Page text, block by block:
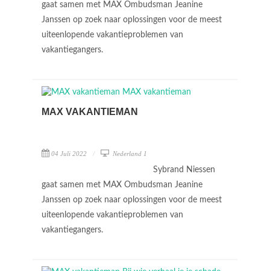
gaat samen met MAX Ombudsman Jeanine
Janssen op zoek naar oplossingen voor de meest
uiteenlopende vakantieproblemen van
vakantiegangers.
MAX VAKANTIEMAN
04 Juli 2022 Nederland 1
Sybrand Niessen
gaat samen met MAX Ombudsman Jeanine
Janssen op zoek naar oplossingen voor de meest
uiteenlopende vakantieproblemen van
vakantiegangers.